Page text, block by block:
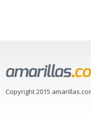
Copyright 2015